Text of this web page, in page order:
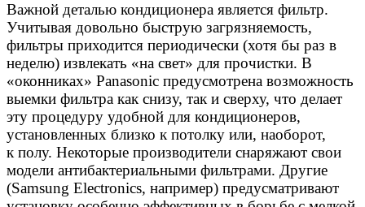
Важной деталью кондиционера является фильтр.
Учитывая довольно быструю загрязняемость,
фильтры приходится периодически (хотя бы раз в
неделю) извлекать «на свет» для прочистки. В
«оконниках» Panasonic предусмотрена возможность
выемки фильтра как снизу, так и сверху, что делает
эту процедуру удобной для кондиционеров,
установленных близко к потолку или, наоборот,
к полу. Некоторые производители снаряжают свои
модели антибактериальными фильтрами. Другие
(Samsung Electronics, например) предусматривают